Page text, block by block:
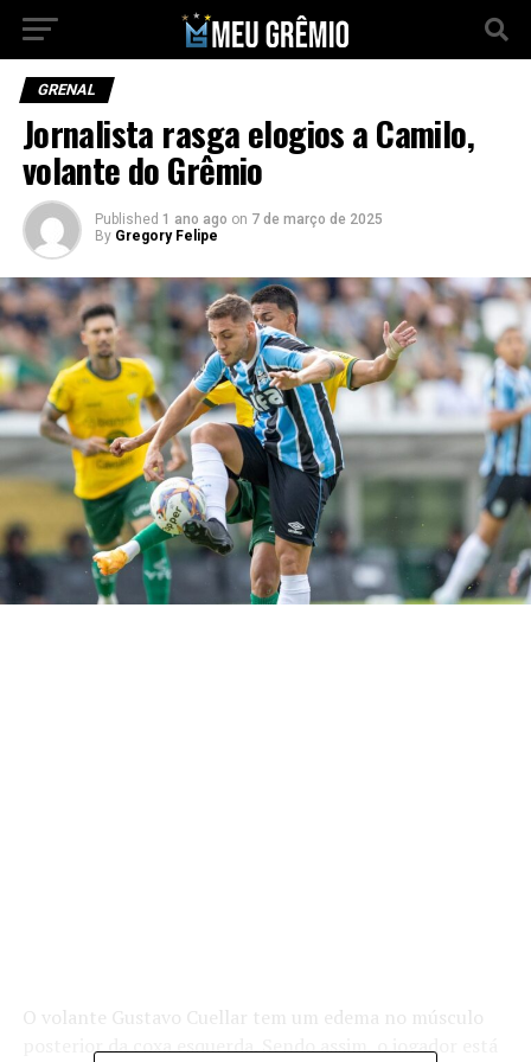
GRENAL
Jornalista rasga elogios a Camilo,
volante do Grêmio
Published 1 ano ago on 7 de março de 2025
By Gregory Felipe
O volante Gustavo Cuellar tem um edema no músculo
posterior da coxa esquerda. Sendo assim, o jogador está